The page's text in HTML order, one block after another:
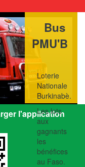
Bus
PMU'B
Loterie
Nationale
Burkinabè.
Les lots
aux
gagnants
les
bénéfices
au Faso.
l'application